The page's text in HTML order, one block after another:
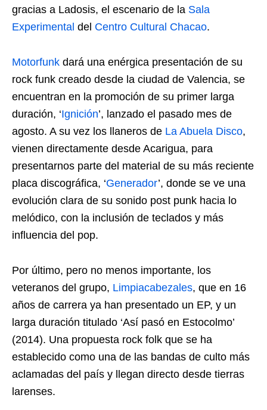
gracias a Ladosis, el escenario de la Sala
Experimental del Centro Cultural Chacao.
Motorfunk dará una enérgica presentación de su
rock funk creado desde la ciudad de Valencia, se
encuentran en la promoción de su primer larga
duración, ‘Ignición’, lanzado el pasado mes de
agosto. A su vez los llaneros de La Abuela Disco,
vienen directamente desde Acarigua, para
presentarnos parte del material de su más reciente
placa discográfica, ‘Generador’, donde se ve una
evolución clara de su sonido post punk hacia lo
melódico, con la inclusión de teclados y más
influencia del pop.
Por último, pero no menos importante, los
veteranos del grupo, Limpiacabezales, que en 16
años de carrera ya han presentado un EP, y un
larga duración titulado ‘Así pasó en Estocolmo’
(2014). Una propuesta rock folk que se ha
establecido como una de las bandas de culto más
aclamadas del país y llegan directo desde tierras
larenses.